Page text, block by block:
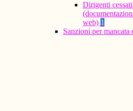
Dirigenti
web) 1
Sanzioni per